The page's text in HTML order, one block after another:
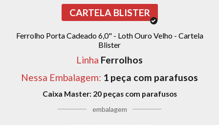
CARTELA BLISTER
Ferrolho Porta Cadeado 6,0" - Loth Ouro Velho - Cartela
Blister
Linha Ferrolhos
Nessa Embalagem: 1 peça com parafusos
Caixa Master: 20 peças com parafusos
embalagem